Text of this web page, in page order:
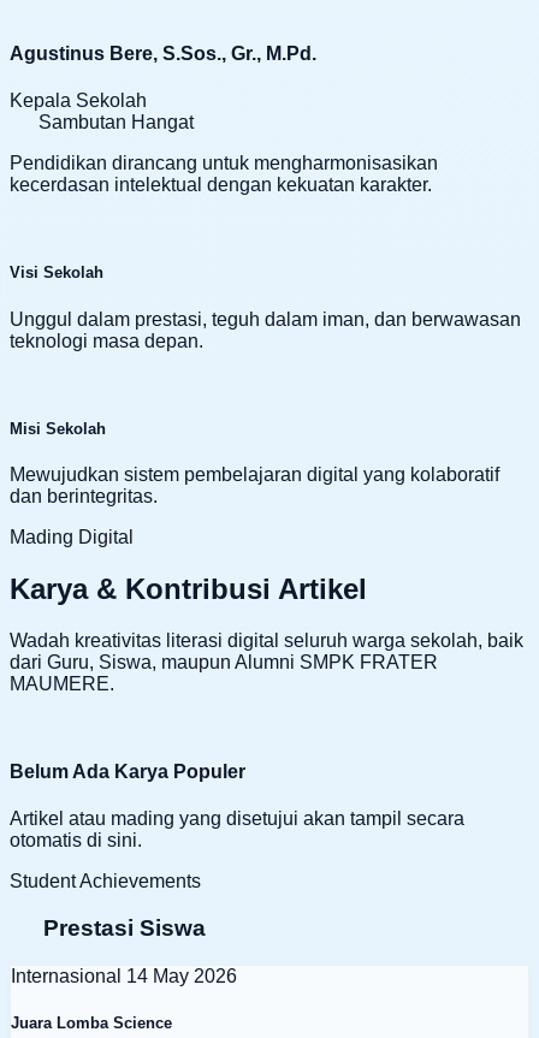
Agustinus Bere, S.Sos., Gr., M.Pd.
Kepala Sekolah
Sambutan Hangat
Pendidikan dirancang untuk mengharmonisasikan
kecerdasan intelektual dengan kekuatan karakter.
Visi Sekolah
Unggul dalam prestasi, teguh dalam iman, dan berwawasan
teknologi masa depan.
Misi Sekolah
Mewujudkan sistem pembelajaran digital yang kolaboratif
dan berintegritas.
Mading Digital
Karya & Kontribusi Artikel
Wadah kreativitas literasi digital seluruh warga sekolah, baik
dari Guru, Siswa, maupun Alumni SMPK FRATER
MAUMERE.
Belum Ada Karya Populer
Artikel atau mading yang disetujui akan tampil secara
otomatis di sini.
Student Achievements
Prestasi Siswa
Internasional 14 May 2026
Juara Lomba Science